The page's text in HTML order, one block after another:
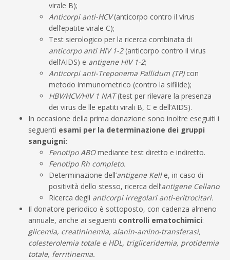
virale B);
Anticorpi anti-HCV(anticorpo contro il virus
dell’epatite virale C);
Test sierologico per la ricerca combinata di
anticorpo anti HIV 1-2(anticorpo contro il virus
dell’AIDS) e antigene HIV 1-2;
Anticorpi anti-Treponema Pallidum (TP)con
metodo immunometrico (contro la sifilide);
HBV/HCV/HIV 1 NAT(test per rilevare la presenza
dei virus de lle epatiti virali B, C e dell’AIDS).
In occasione della prima donazione sono inoltre eseguiti i
seguenti esami per la determinazione dei gruppi
sanguigni:
Fenotipo ABOmediante test diretto e indiretto.
Fenotipo Rh completo.
Determinazione dell’antigene Kelle, in caso di
positività dello stesso, ricerca dell’antigene Cellano.
Ricerca degli anticorpi irregolari anti-eritrocitari.
Il donatore periodico è sottoposto, con cadenza almeno
annuale, anche ai seguenti controlli ematochimici:
glicemia, creatininemia, alanin-amino-transferasi,
colesterolemia totale e HDL, trigliceridemia, protidemia
totale, ferritinemia.